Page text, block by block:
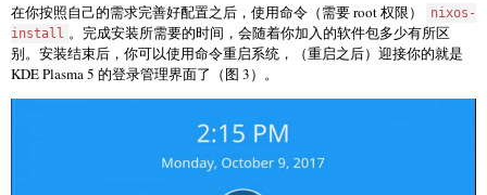
在你按照自己的需求完善好配置之后，使用命令（需要 root 权限）
nixos-
install 。完成安装所需要的时间，会随着你加入的软件包多少有所区
别。安装结束后，你可以使用命令重启系统，（重启之后）迎接你的就是
KDE Plasma 5 的登录管理界面了（图 3）。